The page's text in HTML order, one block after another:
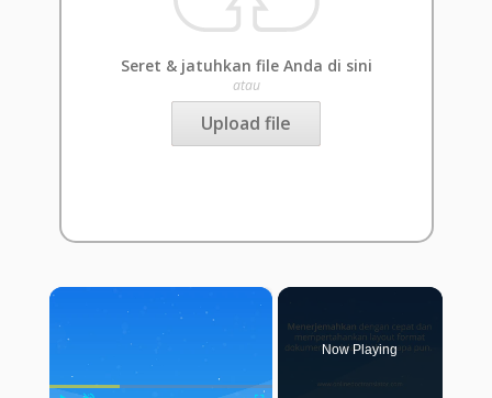
Seret & jatuhkan file Anda di sini
atau
Upload file
×
Now Playing